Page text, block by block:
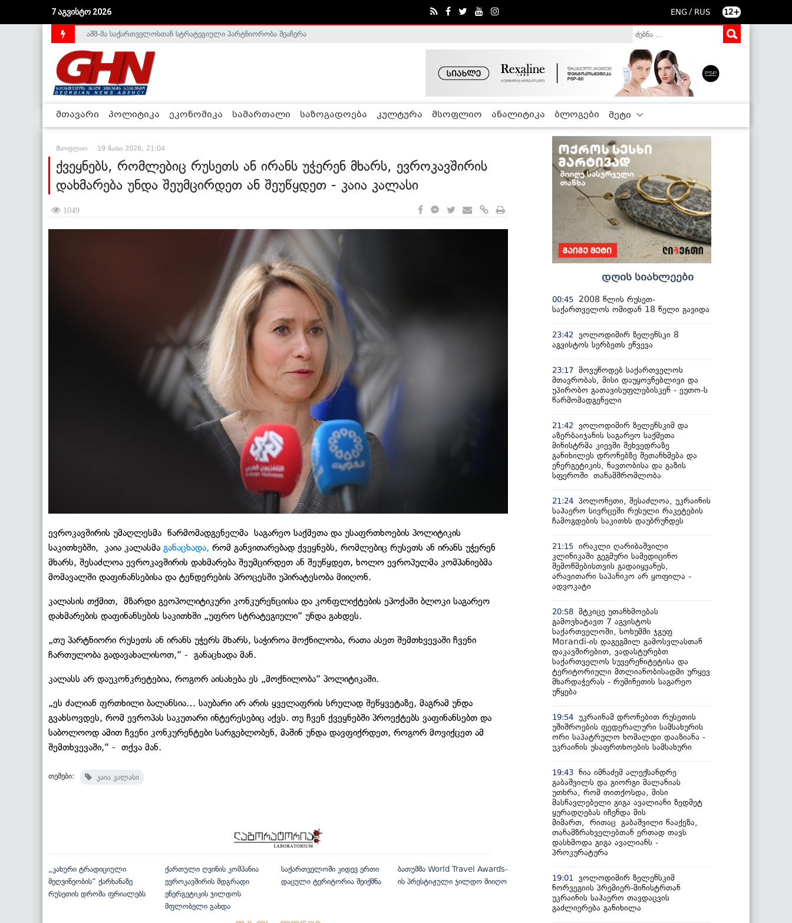
7 აგვისტო 2026 ENG / RUS 12+
საქართველოს დე-ფაქტო მთავრობა არალეგიტიმურია - ჰელსინკის კომისია
აშშ-მა საქართველოსთან სტრატეგიული პარტნიორობა შეაჩერა
მთავარი პოლიტიკა ეკონომიკა სამართალი საზოგადოება კულტურა მსოფლიო ანალიტიკა ბლოგები მეტი
მსოფლიო 19 მაისი 2026, 21:04
ქვეყნებს, რომლებიც რუსეთს ან ირანს უჭერენ მხარს, ევროკავშირის
დახმარება უნდა შეუმცირდეთ ან შეუწყდეთ - კაია კალასი
1049
ევროკავშირის უმაღლესმა წარმომადგენელმა საგარეო საქმეთა და უსაფრთხოების პოლიტიკის
საკითხებში, კაია კალასმა განაცხადა, რომ განვითარებად ქვეყნებს, რომლებიც რუსეთს ან ირანს უჭერენ
მხარს, შესაძლოა ევროკავშირის დახმარება შეუმცირდეთ ან შეუწყდეთ, ხოლო ევროპულმა კომპანიებმა
მომავალში დაფინანსებისა და ტენდერების პროცესში უპირატესობა მიიღონ.
კალასის თქმით, მზარდი გეოპოლიტიკური კონკურენციისა და კონფლიქტების ეპოქაში ბლოკი საგარეო
დახმარების დაფინანსების საკითხში „უფრო სტრატეგიული“ უნდა გახდეს.
„თუ პარტნიორი რუსეთს ან ირანს უჭერს მხარს, საჭიროა მოქნილობა, რათა ასეთ შემთხვევაში ჩვენი
ჩართულობა გადავახალისოთ,“ - განაცხადა მან.
კალასს არ დაუკონკრეტებია, როგორ აისახება ეს „მოქნილობა“ პოლიტიკაში.
„ეს ძალიან ფრთხილი ბალანსია… საუბარი არ არის ყველაფრის სრულად შეწყვეტაზე, მაგრამ უნდა
გვახსოვდეს, რომ ევროპას საკუთარი ინტერესებიც აქვს. თუ ჩვენ ქვეყნებში პროექტებს ვაფინანსებთ და
საბოლოოდ ამით ჩვენი კონკურენტები სარგებლობენ, მაშინ უნდა დავფიქრდეთ, როგორ მოვიქცეთ ამ
შემთხვევაში,“ - თქვა მან.
თემები: კაია კალასი
„კახური ტრადიციული
მეღვინეობის“ ქარხანაზე
რუსეთის დროშა ფრიალებს
ქართული ღვინის კომპანია
ევროკავშირის მდგრადი
ენერგეტიკის ჯილდოს
მფლობელი გახდა
საქართველოში კიდევ ერთი
დაცული ტერიტორია შეიქმნა
ბათუმმა World Travel Awards-
ის პრესტიჟული ჯილდო მიიღო
დღის სიახლეები
00:45
2008 წლის რუსეთ-
საქართველოს ომიდან 18 წელი გავიდა
23:42
ვოლოდიმირ ზელენსკი 8
აგვისტოს სერბეთს ეწვევა
23:17 მოვუწოდებ საქართველოს
მთავრობას, მისი დაუყოვნებლივი და
უპირობო გათავისუფლებისკენ - ეუთო-ს
წარმომადგენელი
21:42
ვოლოდიმირ ზელენსკიმ და
აზერბაიჯანის საგარეო საქმეთა
მინისტრმა კიევში შეხვედრაზე
განიხილეს დრონებზე შეთანხმება და
ენერგეტიკის, ნავთობისა და გაზის
სფეროში თანამშრომლობა
21:24 პოლონეთი, შესაძლოა, უკრაინის
საჰაერო სივრცეში რუსული რაკეტების
ჩამოგდების საკითხს დაუბრუნდეს
21:15 ირაკლი ღარიბაშვილი
კლინიკაში გეგმური სამედიცინო
შემოწმებისთვის გადაიყვანეს,
არავითარი საპანიკო არ ყოფილა -
ადვოკატი
20:58 მტკიცე უთანხმოებას
გამოვხატავთ 7 აგვისტოს
საქართველოში, სოხუმში ჯგუფ
Morandi-ის დაგეგმილ გამოსვლასთან
დაკავშირებით, ვადასტურებთ
საქართველოს სუვერენიტეტისა და
ტერიტორიული მთლიანობისადმი ურყევ
მხარდაჭერას - რუმინეთის საგარეო
უწყება
19:54 უკრაინამ დრონებით რუსეთის
უშიშროების ფედერალური სამსახურის
ორი საპატრულო ხომალდი დააზიანა -
უკრაინის უსაფრთხოების სამსახური
19:43 ნია იმნაძემ ალექსანდრე
გაბაშვილს და გიორგი მალანიას
უთხრა, რომ თითქოსდა, მისი
მასწავლებელი გიგა ავალიანი ზედმეტ
ყურადღებას იჩენდა მის
მიმართ, რითაც გაბაშვილი წააქეზა,
თანამზრახველებთან ერთად თავს
დასხმოდა გიგა ავალიანს -
პროკურატურა
19:01
ვოლოდიმირ ზელენსკიმ
ნორვეგიის პრემიერ-მინისტრთან
უკრაინის საჰაერო თავდაცვის
გაძლიერება განიხილა